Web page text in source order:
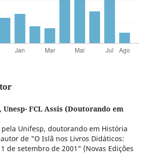
Unesp- FCL Assis (Doutorando em
Unifesp, doutorando em História
autor de "O Islã nos Livros Didáticos:
de setembro de 2001" (Novas Edições